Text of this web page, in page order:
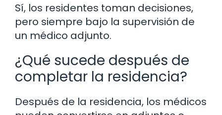
Sí, los residentes toman decisiones,
pero siempre bajo la supervisión de
un médico adjunto.
¿Qué sucede después de
completar la residencia?
Después de la residencia, los médicos